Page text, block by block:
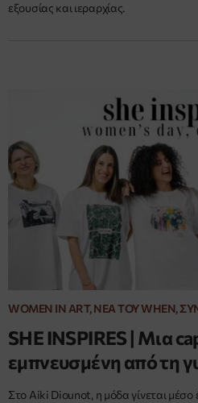
εξουσίας και ιεραρχίας.
WOMEN IN ART, ΝΈΑ ΤΟΥ WHEN,
SHE INSPIRES | Μια
εμπνευσμένη από τη
Στο Aiki Diounot, η μόδα γίνεται μέσο